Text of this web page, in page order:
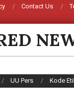
Contact Us
UU Pers Kode